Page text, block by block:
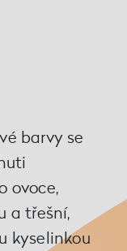
barvy se
ovoce,
a třešní,
kyselinkou